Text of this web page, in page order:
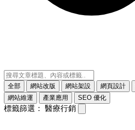
全部 網站改版 網站架設 網頁設計
網站維運
產業應用 SEO 優化
標籤篩選： 醫療行銷